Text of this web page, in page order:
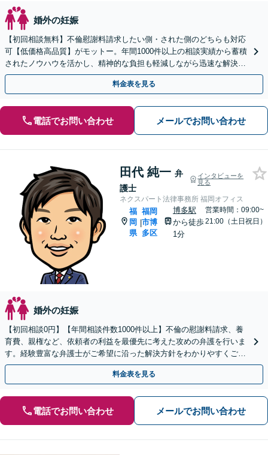
婚外の妊娠
【初回相談無料】不倫慰謝料請求したい側・された側のどちらも対応
可【低価格高品質】がモットー。年間1000件以上の相談実績から蓄積
されたノウハウを活かし、精神的な負担も軽減しながら迅速な解決を
目指します。【休日・夜間相談あり】【ビデオ面談可】
料金表を見る
電話でお問い合わせ メールでお問い合わせ
田代 純一 弁
護士
インタビューを
見る
ネクスパート法律事務所 福岡オフィス
福
岡
県
|
福岡
市博
多区
博多駅
から徒歩
1分
営業時間：09:00~
21:00（土日祝日）
婚外の妊娠
【初回相談0円】【年間相談件数1000件以上】不倫の慰謝料請求、養
育費、親権など、依頼者の利益を最優先に考えた攻めの弁護を行いま
す。経験豊富な弁護士がご希望に沿った解決方針をわかりやすくご提
案します。お気軽にお問合せ下さい。
料金表を見る
電話でお問い合わせ メールでお問い合わせ